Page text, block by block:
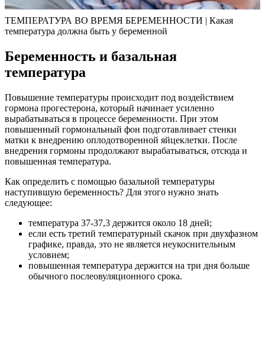
ТЕМПЕРАТУРА ВО ВРЕМЯ БЕРЕМЕННОСТИ | Какая
температура должна быть у беременной
Беременность и базальная
температура
Повышение температуры происходит под воздействием
гормона прогестерона, который начинает усиленно
вырабатываться в процессе беременности. При этом
повышенный гормональный фон подготавливает стенки
матки к внедрению оплодотворенной яйцеклетки. После
внедрения гормоны продолжают вырабатываться, отсюда и
повышенная температура.
Как определить с помощью базальной температуры
наступившую беременность? Для этого нужно знать
следующее:
температура 37-37,3 держится около 18 дней;
если есть третий температурный скачок при двухфазном
графике, правда, это не является неукоснительным
условием;
повышенная температура держится на три дня больше
обычного послеовуляционного срока.